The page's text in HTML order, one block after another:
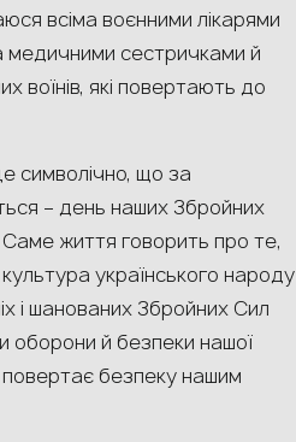
всіма воєнними лікарями
медичними сестричками й
воїнів, які повертають до
символічно, що за
– день наших Збройних
життя говорить про те,
українського народу
і шанованих Збройних Сил
оборони й безпеки нашої
безпеку нашим